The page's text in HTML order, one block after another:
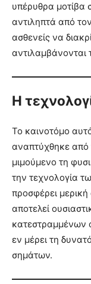
υπέρυθρα μοτίβα
αντιληπτά από
ασθενείς να
αντιλαμβάνονται
Η
Το καινοτόμο
αναπτύχθηκε από
μιμούμενο τη
την τεχνολογία
προσφέρει
αποτελεί
κατεστραμμένων
εν μέρει τη
σημάτων.